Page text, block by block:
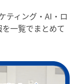
ティング・AI・ロ
一覧でまとめて